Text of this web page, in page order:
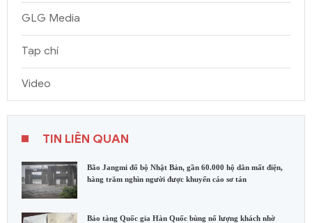
GLG Media
Tạp chí
Video
TIN LIÊN QUAN
Bão Jangmi đổ bộ Nhật Bản, gần 60.000 hộ dân mất điện,
hàng trăm nghìn người được khuyến cáo sơ tán
Bảo tàng Quốc gia Hàn Quốc bùng nổ lượng khách nhờ